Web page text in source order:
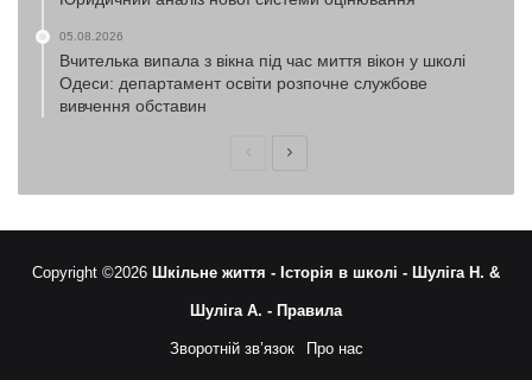
05.08.2026
Вчителька випала з вікна під час миття вікон у школі
Одеси: департамент освіти розпочне службове
вивчення обставин
ПопередняНаступна
Copyright ©2026 Шкільне життя - Історія в школі - Шуліга Н. &
Шуліга А. - Правила
Зворотній зв’язок Про нас